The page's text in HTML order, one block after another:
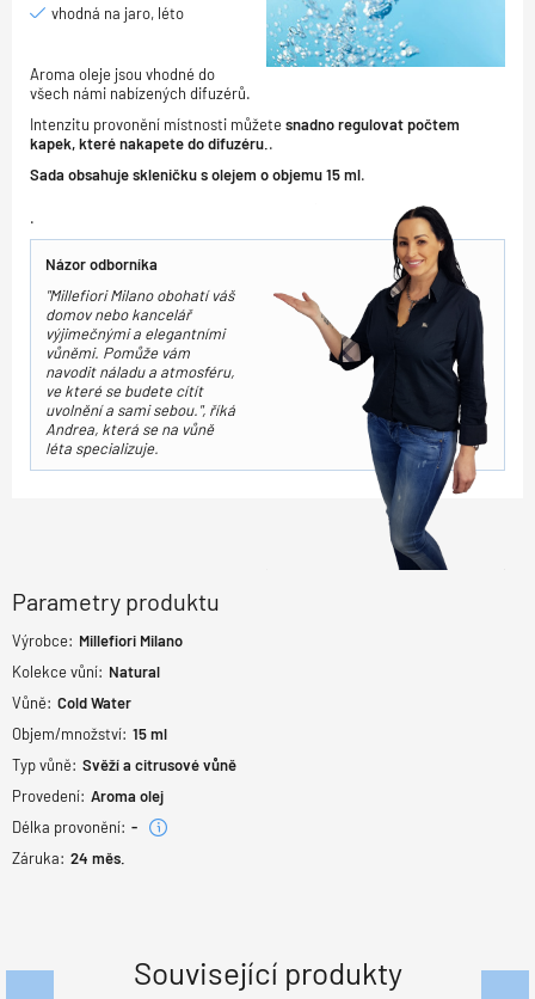
vhodná na jaro, léto
Aroma oleje jsou vhodné do
všech námi nabízených difuzérů.
Intenzitu provonění místnosti můžetesnadno regulovat počtem
kapek, které nakapete do difuzéru. .
Sada obsahuje skleničku s olejem o objemu 15 ml.
.
Názor odborníka
"Millefiori Milano obohatí váš
domov nebo kancelář
výjimečnými a elegantními
vůněmi. Pomůže vám
navodit náladu a atmosféru,
ve které se budete cítít
uvolnění a sami sebou.", říká
Andrea, která se na vůně
léta specializuje.
Parametry produktu
Výrobce: Millefiori Milano
Kolekce vůní: Natural
Vůně: Cold Water
Objem/množství: 15 ml
Typ vůně: Svěží a citrusové vůně
Provedení: Aroma olej
Délka provonění: -
Záruka: 24 měs.
Související produkty